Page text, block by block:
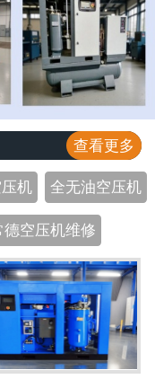
成功案例
荣誉资质
联系我们
查看更多
机 全无油空压机
德空压机维修